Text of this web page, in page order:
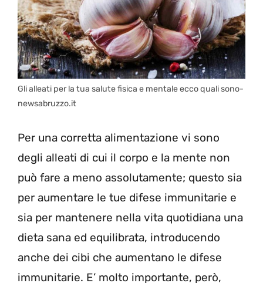
Gli alleati per la tua salute fisica e mentale ecco quali sono-
newsabruzzo.it
Per una corretta alimentazione vi sono
degli alleati di cui il corpo e la mente non
può fare a meno assolutamente; questo sia
per aumentare le tue difese immunitarie e
sia per mantenere nella vita quotidiana una
dieta sana ed equilibrata, introducendo
anche dei cibi che aumentano le difese
immunitarie. E’ molto importante, però,